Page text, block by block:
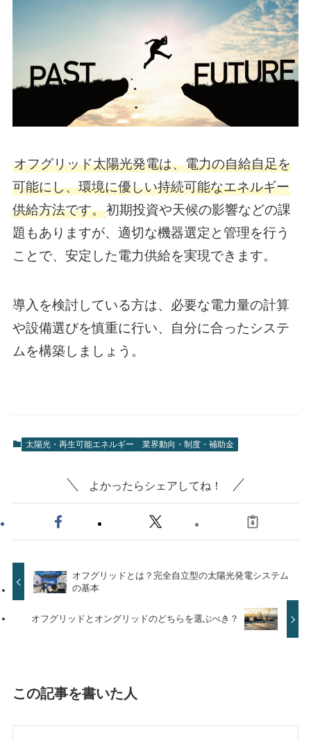
オフグリッド太陽光発電は、電力の自給自足を
可能にし、環境に優しい持続可能なエネルギー
供給方法です。初期投資や天候の影響などの課
題もありますが、適切な機器選定と管理を行う
ことで、安定した電力供給を実現できます。
導入を検討している方は、必要な電力量の計算
や設備選びを慎重に行い、自分に合ったシステ
ムを構築しましょう。
太陽光・再生可能エネルギー 業界動向・制度・補助金
よかったらシェアしてね！
オフグリッドとは？完全自立型の太陽光発電システム
の基本
オフグリッドとオングリッドのどちらを選ぶべき？
この記事を書いた人